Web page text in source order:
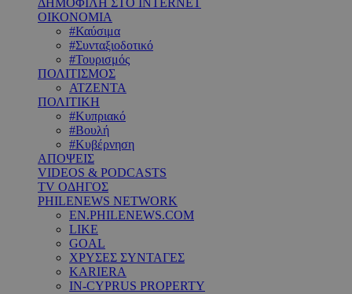
ΔΗΜΟΦΙΛΗ ΣΤΟ INTERNET
ΟΙΚΟΝΟΜΙΑ
#Καύσιμα
#Συνταξιοδοτικό
#Τουρισμός
ΠΟΛΙΤΙΣΜΟΣ
ΑΤΖΕΝΤΑ
ΠΟΛΙΤΙΚΗ
#Κυπριακό
#Βουλή
#Κυβέρνηση
ΑΠΟΨΕΙΣ
VIDEOS & PODCASTS
TV ΟΔΗΓΟΣ
PHILENEWS NETWORK
EN.PHILENEWS.COM
LIKE
GOAL
ΧΡΥΣΕΣ ΣΥΝΤΑΓΕΣ
KARIERA
IN-CYPRUS PROPERTY